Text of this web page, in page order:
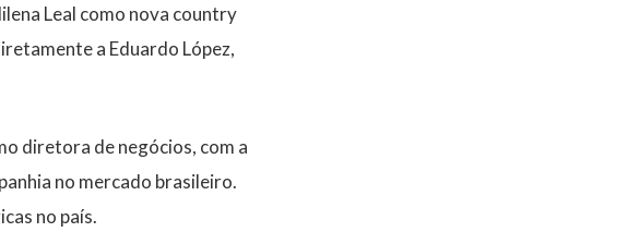
Leal como nova country
a Eduardo López,
diretora de negócios, com a
no mercado brasileiro.
no país.